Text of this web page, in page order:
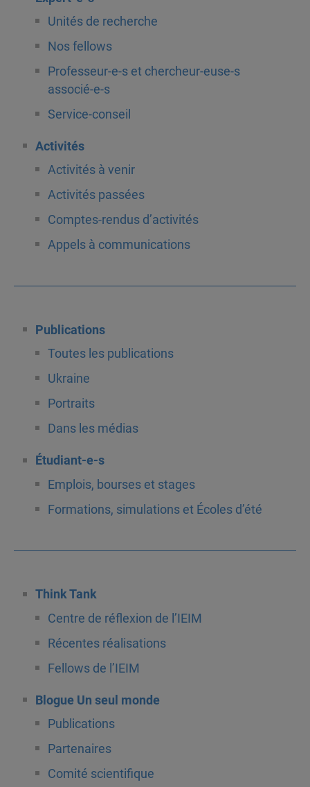
Unités de recherche
Nos fellows
Professeur-e-s et chercheur-euse-s
associé-e-s
Service-conseil
Activités
Activités à venir
Activités passées
Comptes-rendus d’activités
Appels à communications
Publications
Toutes les publications
Ukraine
Portraits
Dans les médias
Étudiant-e-s
Emplois, bourses et stages
Formations, simulations et Écoles d’été
Think Tank
Centre de réflexion de l’IEIM
Récentes réalisations
Fellows de l’IEIM
Blogue Un seul monde
Publications
Partenaires
Comité scientifique